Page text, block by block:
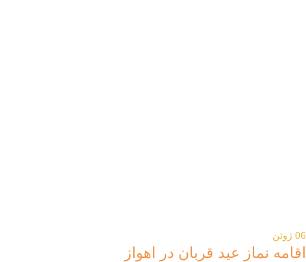
06 ژوئن
اقامه نماز عید قربان در اهواز